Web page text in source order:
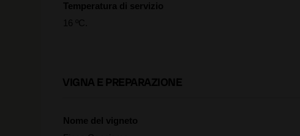
Temperatura di servizio
16 ºC.
VIGNA E PREPARAZIONE
Nome del vigneto